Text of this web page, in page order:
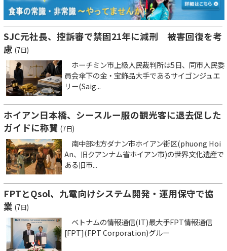
SJC元社長、控訴審で禁固21年に減刑 被害回復を考
慮 (7日)
ホーチミン市上級人民裁判所は5日、同市人民委
員会傘下の金・宝飾品大手であるサイゴンジュエ
リー(Saig...
ホイアン日本橋、シースルー服の観光客に退去促した
ガイドに称賛 (7日)
南中部地方ダナン市ホイアン街区(phuong Hoi
An、旧クアンナム省ホイアン市)の世界文化遺産で
ある旧市...
FPTとQsol、九電向けシステム開発・運用保守で協
業 (7日)
ベトナムの情報通信(IT)最大手FPT情報通信
[FPT](FPT Corporation)グルー